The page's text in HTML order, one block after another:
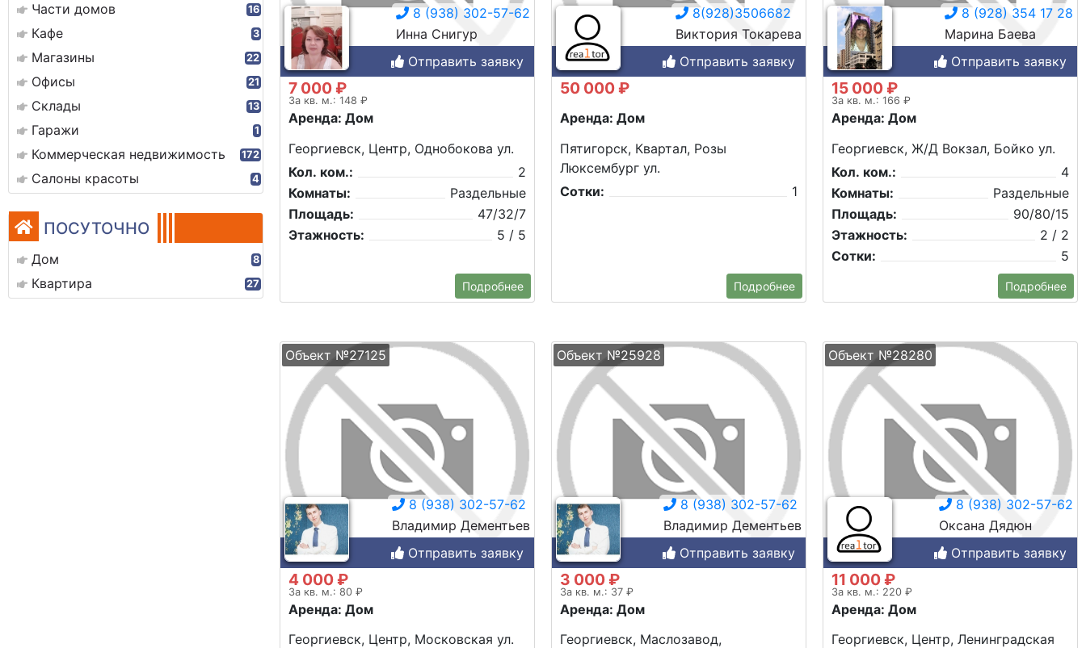
Части домов 16
Кафе 3
Магазины 22
Офисы 21
Склады 13
Гаражи 1
Коммерческая недвижимость 172
Салоны красоты 4
ПОСУТОЧНО
Дом 8
Квартира 27
8 (938) 302-57-62
Инна Снигур
Отправить заявку
7 000 ₽
За кв. м.: 148 ₽
Аренда: Дом
Георгиевск, Центр, Однобокова ул.
Кол. ком.:
2
Комнаты:
Раздельные
Площадь:
47/32/7
Этажность:
5 / 5
Подробнее
8(928)3506682
Виктория Токарева
Отправить заявку
50 000 ₽
Аренда: Дом
Пятигорск, Квартал, Розы
Люксембург ул.
Сотки:
1
Подробнее
8 (928) 354 17 28
Марина Баева
Отправить заявку
15 000 ₽
За кв. м.: 166 ₽
Аренда: Дом
Георгиевск, Ж/Д Вокзал, Бойко ул.
Кол. ком.:
4
Комнаты:
Раздельные
Площадь:
90/80/15
Этажность:
2 / 2
Сотки:
5
Подробнее
Объект №27125
8 (938) 302-57-62
Владимир Дементьев
Отправить заявку
4 000 ₽
За кв. м.: 80 ₽
Аренда: Дом
Георгиевск, Центр, Московская ул.
Объект №25928
8 (938) 302-57-62
Владимир Дементьев
Отправить заявку
3 000 ₽
За кв. м.: 37 ₽
Аренда: Дом
Георгиевск, Маслозавод,
Объект №28280
8 (938) 302-57-62
Оксана Дядюн
Отправить заявку
11 000 ₽
За кв. м.: 220 ₽
Аренда: Дом
Георгиевск, Центр, Ленинградская